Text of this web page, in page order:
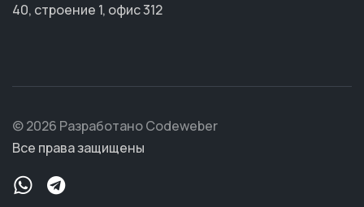
40, строение 1, офис 312
© 2026 Разработано Codeweber
Все права защищены